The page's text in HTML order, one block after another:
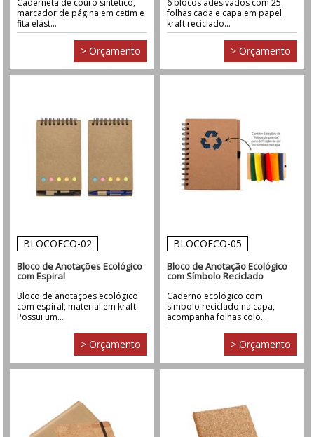
marcador de página em cetim e
fita elást...
> Orçamento
folhas cada e capa em papel
kraft reciclado...
> Orçamento
BLOCOECO-02
Bloco de Anotações Ecológico
com Espiral
Bloco de anotações ecológico
com espiral, material em kraft.
Possui um...
> Orçamento
BLOCOECO-05
Bloco de Anotação Ecológico
com Símbolo Reciclado
Caderno ecológico com
símbolo reciclado na capa,
acompanha folhas colo...
> Orçamento